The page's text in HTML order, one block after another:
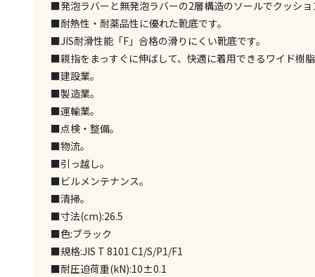
■発泡ラバーと無発泡ラバーの2層構造のソールでクッシ
■耐熱性・耐薬品性に優れた靴底です。
■JIS耐滑性能「F」合格の滑りにくい靴底です。
■親指をまっすぐに伸ばして、快適に着用できるワイド樹
■建設業。
■製造業。
■運輸業。
■点検・整備。
■物流。
■引っ越し。
■ビルメンテナンス。
■清掃。
■寸法(cm):26.5
■色:ブラック
■規格:JIS T 8101 C1/S/P1/F1
■耐圧迫荷重(kN):10±0.1